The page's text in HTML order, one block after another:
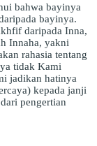
bahwa bayinya
bayinya.
daripada Inna,
Innaha, yakni
rahasia tentang
tidak Kami
jadikan hatinya
kepada janji
pengertian